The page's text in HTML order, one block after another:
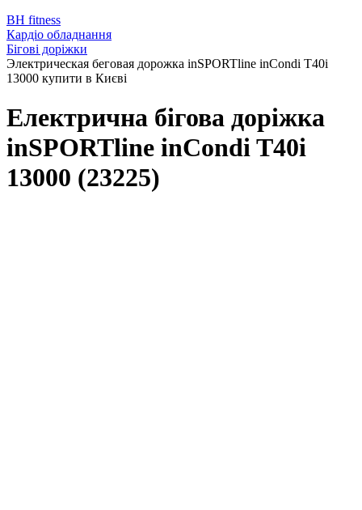
BH fitness
Кардіо обладнання
Бігові доріжки
Электрическая беговая дорожка inSPORTline inCondi T40i
13000 купити в Києві
Електрична бігова доріжка
inSPORTline inCondi T40i
13000 (23225)